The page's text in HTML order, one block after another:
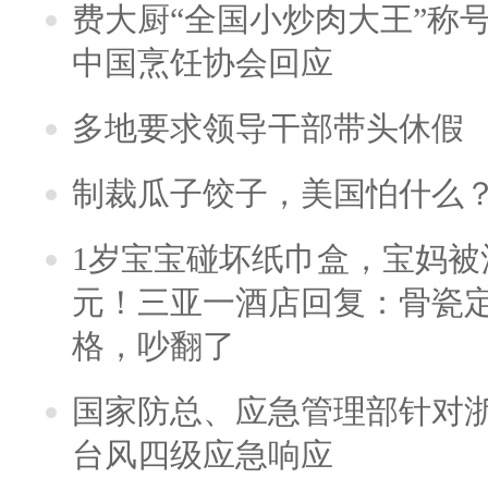
费大厨“全国小炒肉大王”称
中国烹饪协会回应
多地要求领导干部带头休假
制裁瓜子饺子，美国怕什么
1岁宝宝碰坏纸巾盒，宝妈
元！三亚一酒店回复：骨瓷
格，吵翻了
国家防总、应急管理部针对
台风四级应急响应